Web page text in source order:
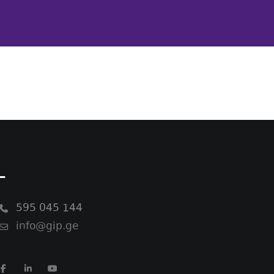
595 045 144
info@gip.ge